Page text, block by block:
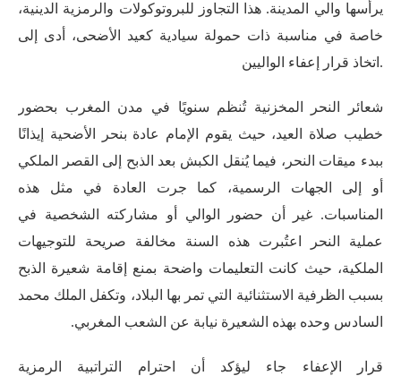
يرأسها والي المدينة. هذا التجاوز للبروتوكولات والرمزية الدينية،
خاصة في مناسبة ذات حمولة سيادية كعيد الأضحى، أدى إلى
.اتخاذ قرار إعفاء الواليين
شعائر النحر المخزنية تُنظم سنويًا في مدن المغرب بحضور
خطيب صلاة العيد، حيث يقوم الإمام عادة بنحر الأضحية إيذانًا
ببدء ميقات النحر، فيما يُنقل الكبش بعد الذبح إلى القصر الملكي
أو إلى الجهات الرسمية، كما جرت العادة في مثل هذه
المناسبات. غير أن حضور الوالي أو مشاركته الشخصية في
عملية النحر اعتُبرت هذه السنة مخالفة صريحة للتوجيهات
الملكية، حيث كانت التعليمات واضحة بمنع إقامة شعيرة الذبح
بسبب الظرفية الاستثنائية التي تمر بها البلاد، وتكفل الملك محمد
السادس وحده بهذه الشعيرة نيابة عن الشعب المغربي.
قرار الإعفاء جاء ليؤكد أن احترام التراتبية الرمزية